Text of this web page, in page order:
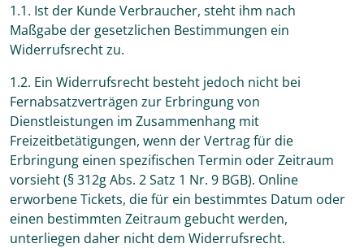
1.1. Ist der Kunde Verbraucher, steht ihm nach
Maßgabe der gesetzlichen Bestimmungen ein
Widerrufsrecht zu.
1.2. Ein Widerrufsrecht besteht jedoch nicht bei
Fernabsatzverträgen zur Erbringung von
Dienstleistungen im Zusammenhang mit
Freizeitbetätigungen, wenn der Vertrag für die
Erbringung einen spezifischen Termin oder Zeitraum
vorsieht (§ 312g Abs. 2 Satz 1 Nr. 9 BGB). Online
erworbene Tickets, die für ein bestimmtes Datum oder
einen bestimmten Zeitraum gebucht werden,
unterliegen daher nicht dem Widerrufsrecht.